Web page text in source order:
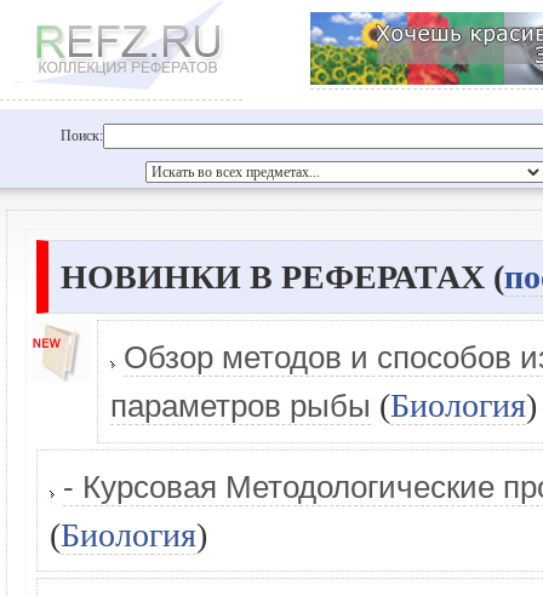
Поиск:
НОВИНКИ В РЕФЕРАТАХ (
Обзор методов и способов
параметров рыбы (Биология)
- Курсовая Методологические
(Биология)